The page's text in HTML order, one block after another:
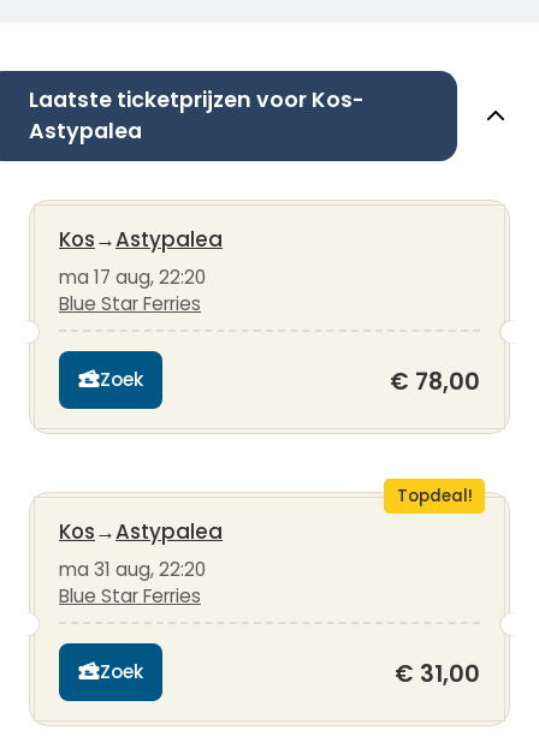
Laatste ticketprijzen voor Kos-
Astypalea
Kos→Astypalea
ma 17 aug, 22:20
Blue Star Ferries
Zoek € 78,00
Topdeal!
Kos→Astypalea
ma 31 aug, 22:20
Blue Star Ferries
Zoek € 31,00